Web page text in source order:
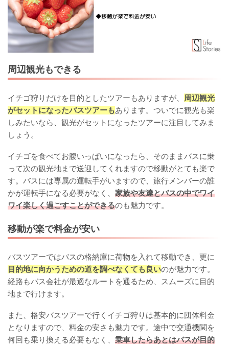
周辺観光もできる
イチゴ狩りだけを目的としたツアーもありますが、
周辺観光
がセットになったバスツアーもあります。ついでに観光も楽
しみたいなら、観光がセットになったツアーに注目してみま
しょう。
イチゴを食べてお腹いっぱいになったら、そのままバスに乗
って次の観光地まで送迎してくれますので移動がとても楽で
す。バスには専属の運転手がいますので、旅行メンバーの誰
かが運転手になる必要がなく、 家族や友達とバスの中でワイ
ワイ楽しく過ごすことができるのも魅力です。
移動が楽で料金が安い
バスツアーではバスの格納庫に荷物を入れて移動でき、更に
目的地に向かうための道を調べなくても良いのが魅力です。
経路もバス会社が最適なルートを通るため、スムーズに目的
地まで行けます。
また、格安バスツアーで行くイチゴ狩りは基本的に団体料金
となりますので、料金の安さも魅力です。途中で交通機関を
何回も乗り換える必要もなく、 乗車したらあとはバスが目的